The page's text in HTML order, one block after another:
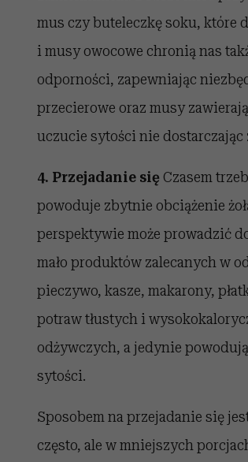
mus czy buteleczkę soku, które
i musy owocowe chronią nas
odporności, zapewniając
przecierowe oraz musy
uczucie sytości nie
4. Przejadanie się Czasem
powoduje zbytnie obciążenie
perspektywie może prowadzić
mało produktów zalecanych w
pieczywo, kasze, makarony,
potraw tłustych i
odżywczych, a jedynie
sytości.
Sposobem na przejadanie się
często, ale w mniejszych